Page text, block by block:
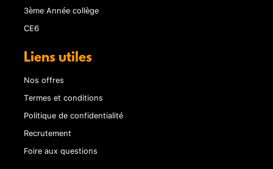
3ème Année collège
CE6
Liens utiles
Nos offres
Termes et conditions
Politique de confidentialité
Recrutement
Foire aux questions